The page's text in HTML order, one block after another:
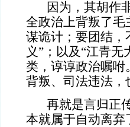
因为，其胡作非
全政治上背叛了毛
谋诡计；要团结，
义”；以及“江青
类，谆谆政治嘱
背叛、司法违法，
再就是言归正传
本就属于自动离弃